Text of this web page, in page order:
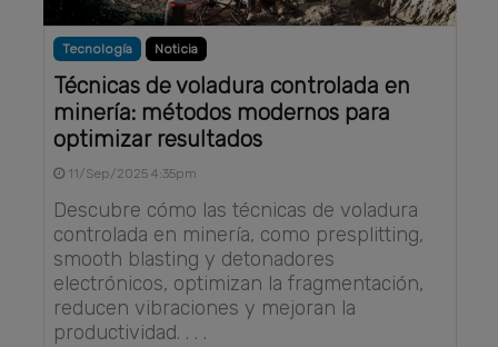
Tecnología Noticia
Técnicas de voladura controlada en
minería: métodos modernos para
optimizar resultados
11/Sep/2025 4:35pm
Descubre cómo las técnicas de voladura
controlada en minería, como presplitting,
smooth blasting y detonadores
electrónicos, optimizan la fragmentación,
reducen vibraciones y mejoran la
productividad. . . .